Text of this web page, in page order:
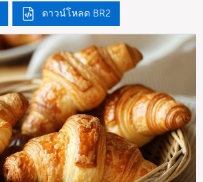
ดาวน์โหลด BR2